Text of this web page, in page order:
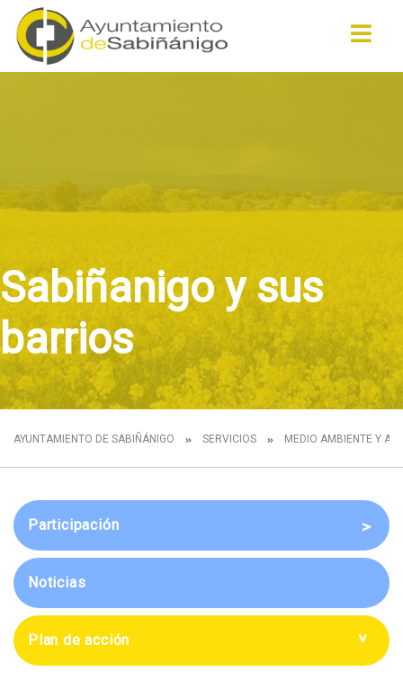
Sabiñanigo y sus
barrios
AYUNTAMIENTO DE SABIÑÁNIGO SERVICIOS MEDIO AMBIENTE Y
Participación
Sesión grupal con los Técnicos
Presentación de la Agenda
Urbana y Diagnóstico compartido
Futuro compartido
Noticias
Plan de acción